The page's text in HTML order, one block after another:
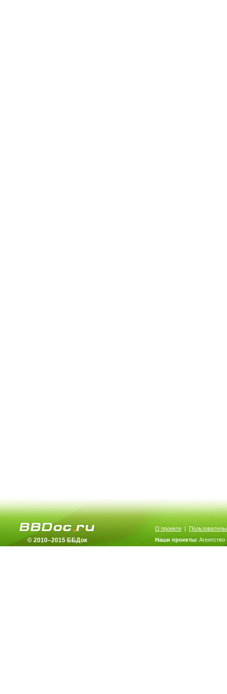
© 2010–2015 ББДок
О проекте |
Наши проекты: